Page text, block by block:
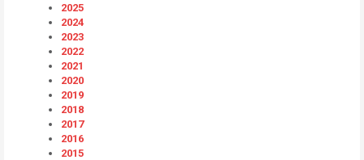
2025
2024
2023
2022
2021
2020
2019
2018
2017
2016
2015